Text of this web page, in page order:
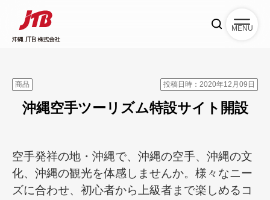
MENU
商品 投稿日時：2020年12月09日
沖縄空手ツーリズム特設サイト開設
空手発祥の地・沖縄で、沖縄の空手、沖縄の文
化、沖縄の観光を体感しませんか。様々なニー
ズに合わせ、初心者から上級者まで楽しめるコ